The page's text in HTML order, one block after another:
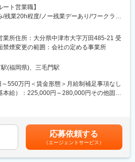
ート営業職】
/残業20h程度/ノー残業デーあり/ワークライ
クステリアの専門商社で安定したキャリ
自慢の会社で、過去3年間の新卒採用定着率
75%！
！ワークライフバランス安定した生活を求
への営業活動となるため、受発注業務のよ
人ルート営業職となります！
対し、エクステリア並びに外装建材をお取
業所住所：大分県中津市大字万田485-21 受
禁煙変更の範囲：会社の定める事業所
(福岡県)、三毛門駅
550万円＜賃金形態＞月給制補足事項なし
本給）：225,000円～280,000円その他固定
給与補足＞※給与詳細は、年齢・経験を考慮
：年1回（7月）■賞与：年2回（6月、12
2.49カ月分 夏1.51カ月分賃金はあくまで
選考を通じて上下する可能性があります。
応募依頼する
（エージェントサービス）